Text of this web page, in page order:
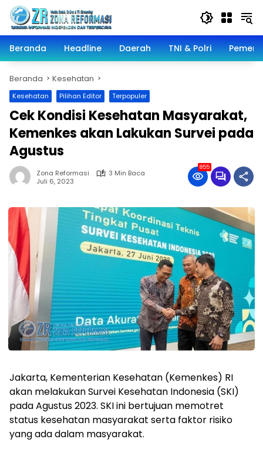
Langsung
konten
Beranda
Headline Daerah TNI & Polri
Beranda Kesehatan
Kesehatan Pilihan Editor Terpopuler
Cek Kondisi Kesehatan Masyarakat,
Kemenkes akan Lakukan Survei pada
Agustus
Zona Reformasi
3 Min Baca
Juli 6, 2023
855
Jakarta, Kementerian Kesehatan (Kemenkes) RI
akan melakukan Survei Kesehatan Indonesia (SKI)
pada Agustus 2023. SKI ini bertujuan memotret
status kesehatan masyarakat serta faktor risiko
yang ada dalam masyarakat.